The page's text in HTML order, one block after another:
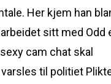
Her kjem han
sitt med Odd
cam chat skal
til politiet